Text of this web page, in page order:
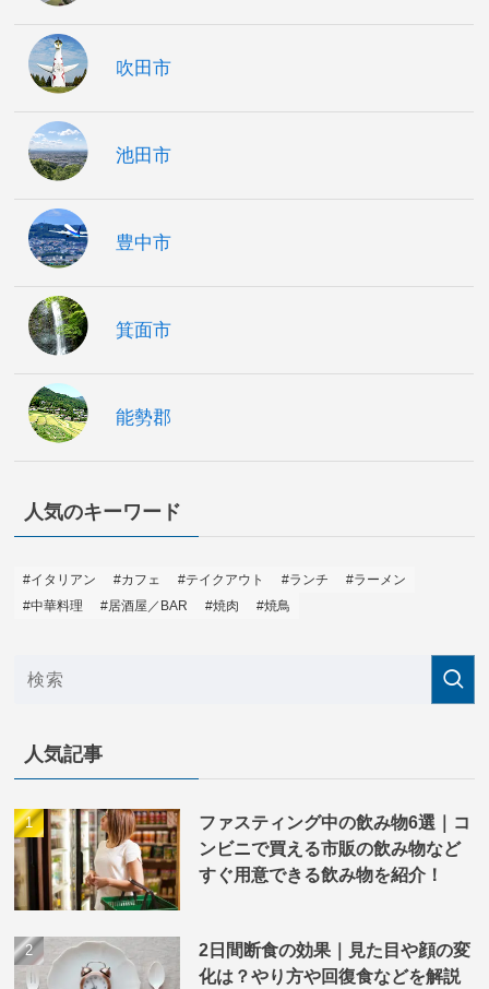
吹田市
池田市
豊中市
箕面市
能勢郡
人気のキーワード
#イタリアン #カフェ #テイクアウト #ランチ
#ラーメン
#中華料理
#居酒屋／BAR #焼肉 #焼鳥
人気記事
ファスティング中の飲み物6選｜コ
ンビニで買える市販の飲み物など
すぐ用意できる飲み物を紹介！
2日間断食の効果｜見た目や顔の変
化は？やり方や回復食などを解説